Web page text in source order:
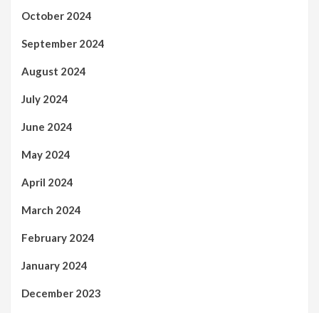
October 2024
September 2024
August 2024
July 2024
June 2024
May 2024
April 2024
March 2024
February 2024
January 2024
December 2023